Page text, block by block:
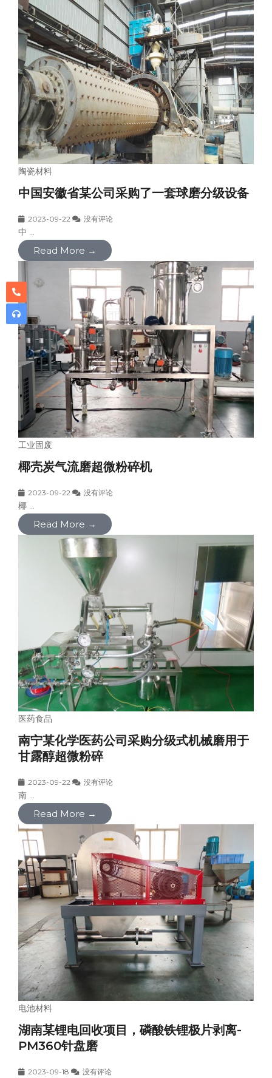
陶瓷材料
中国安徽省某公司采购了一套球磨分级设备
2023-09-22 没有评论
中 ...
Read More →
工业固废
椰壳炭气流磨超微粉碎机
2023-09-22 没有评论
椰 ...
Read More →
医药食品
南宁某化学医药公司采购分级式机械磨用于
甘露醇超微粉碎
2023-09-22 没有评论
南 ...
Read More →
电池材料
湖南某锂电回收项目，磷酸铁锂极片剥离-
PM360针盘磨
2023-09-18 没有评论